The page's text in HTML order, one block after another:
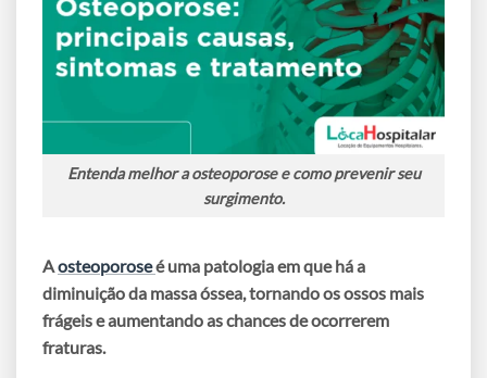
Entenda melhor a osteoporose e como prevenir seu
surgimento.
Aosteoporoseé uma patologia em que há a
diminuição da massa óssea, tornando os ossos mais
frágeis e aumentando as chances de ocorrerem
fraturas.